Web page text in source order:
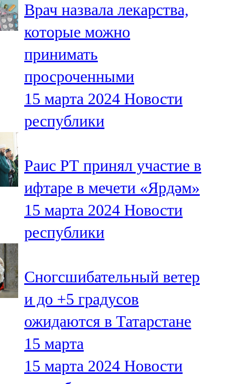
Түбән Кама
102,6 FM
Чирмешән
107,7 FM
Чистай
103,0 FM
91,0 FM
Шәмәрдән
102,3 FM
Яңа чишмә
Яр Чаллы
105,5 FM
Врач назвала лекарства,
которые можно
принимать
просроченными
15 марта 2024 Новости
республики
Раис РТ принял участие в
ифтаре в мечети «Ярдәм»
15 марта 2024 Новости
республики
Сногсшибательный ветер
и до +5 градусов
ожидаются в Татарстане
15 марта
15 марта 2024 Новости